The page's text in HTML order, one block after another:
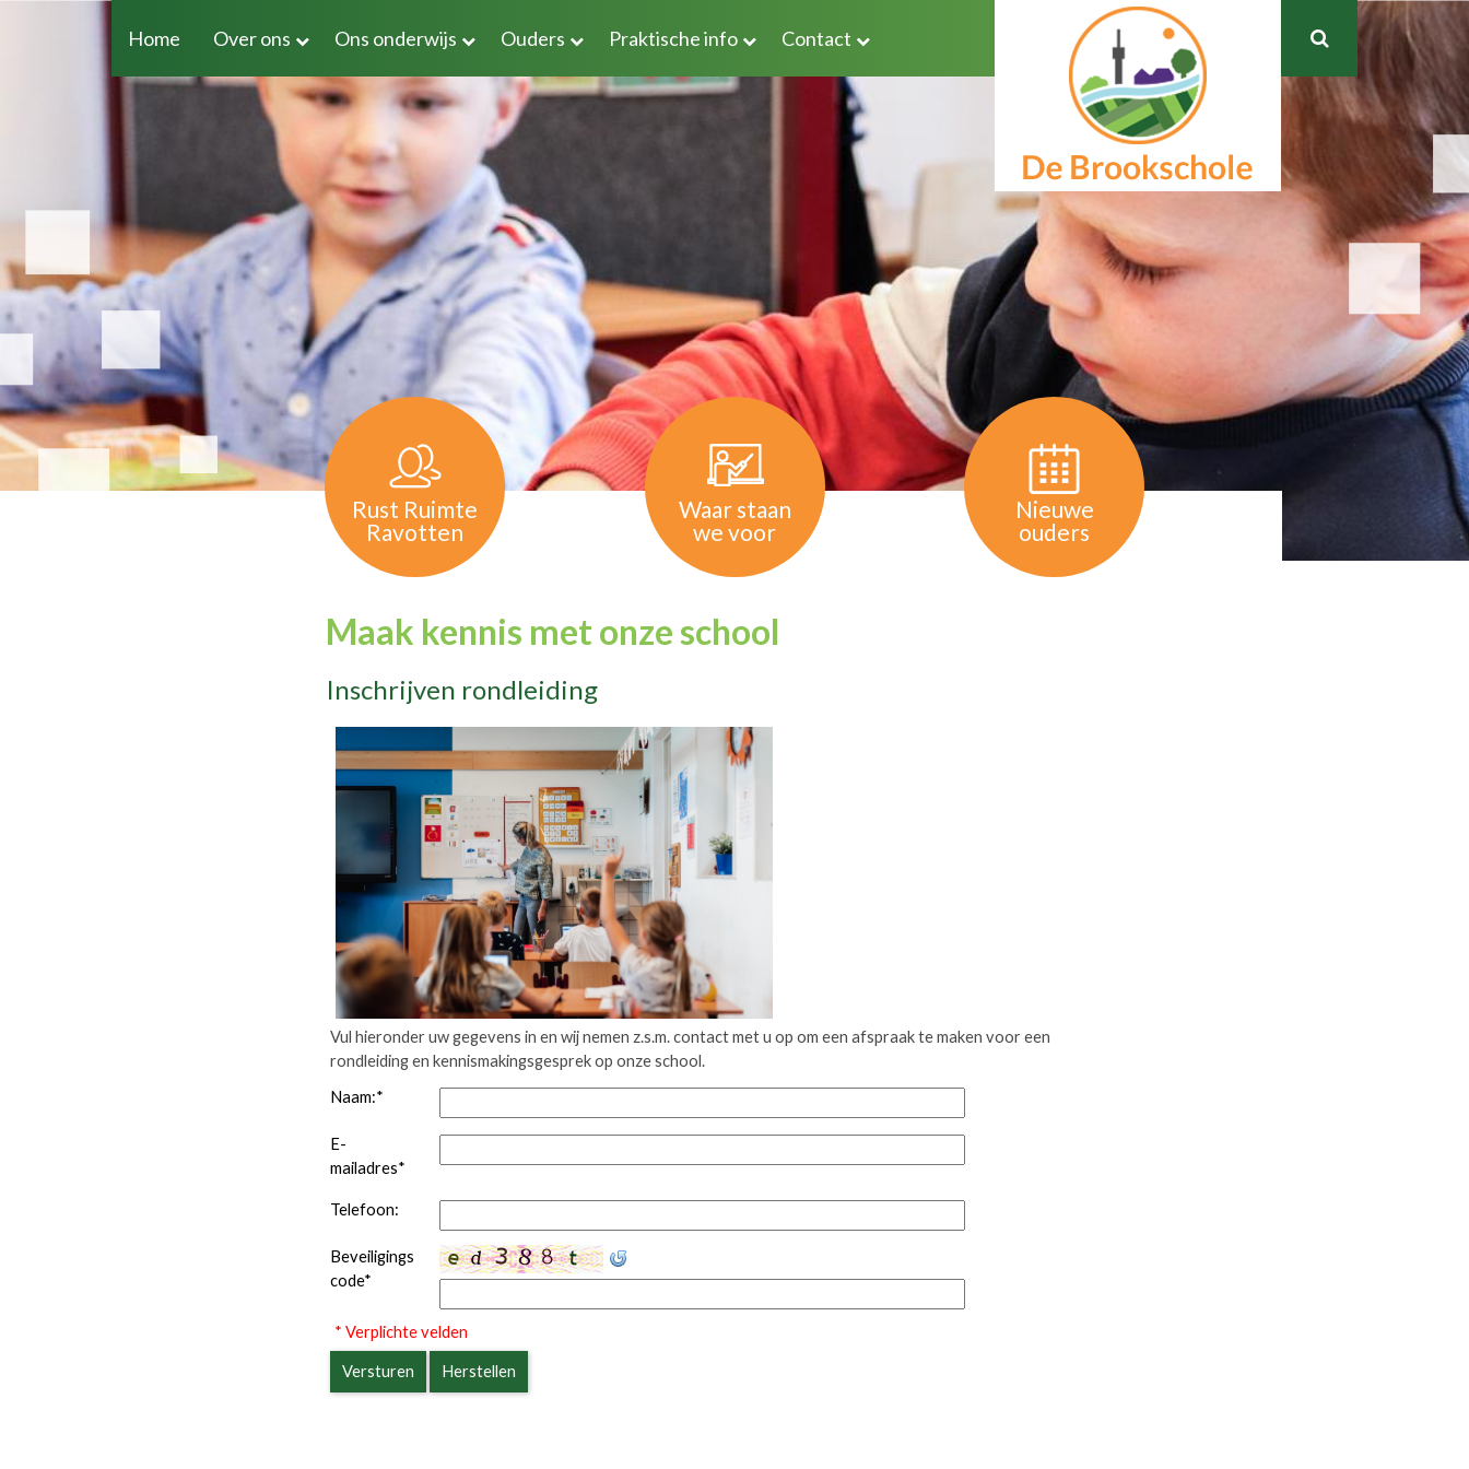
Home Over ons Ons onderwijs Ouders Praktische info Contact
Rust Ruimte
Ravotten
Waar staan
we voor
Nieuwe
ouders
Maak kennis met onze school
Inschrijven rondleiding
Vul hieronder uw gegevens in en wij nemen z.s.m. contact met u op om een afspraak te maken voor een
rondleiding en kennismakingsgesprek op onze school.
Naam:*
E-
mailadres*
Telefoon:
Beveiligings
code*
* Verplichte velden
Versturen Herstellen